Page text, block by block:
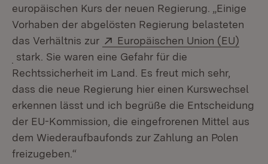
europäischen Kurs der neuen Regierung. „Einige
Vorhaben der abgelösten Regierung belasteten
das Verhältnis zur
Extern:
Europäischen Union (EU)
(Öffnet in neuem Fenster)
stark. Sie waren eine Gefahr für die
Rechtssicherheit im Land. Es freut mich sehr,
dass die neue Regierung hier einen Kurswechsel
erkennen lässt und ich begrüße die Entscheidung
der EU-Kommission, die eingefrorenen Mittel aus
dem Wiederaufbaufonds zur Zahlung an Polen
freizugeben.“